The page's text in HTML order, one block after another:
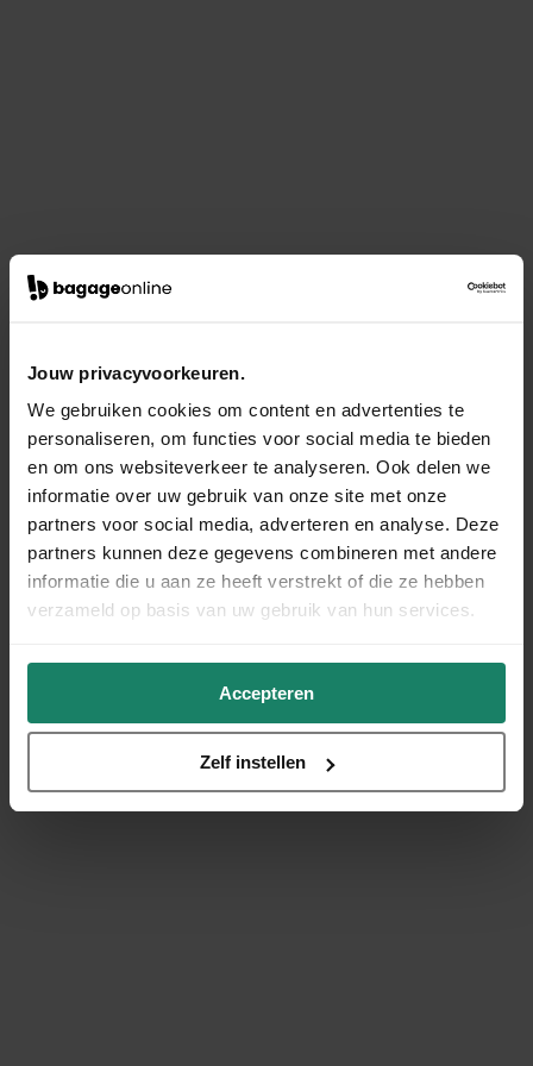
Jouw privacyvoorkeuren.
We gebruiken cookies om content en advertenties te
personaliseren, om functies voor social media te bieden
en om ons websiteverkeer te analyseren. Ook delen we
informatie over uw gebruik van onze site met onze
partners voor social media, adverteren en analyse. Deze
partners kunnen deze gegevens combineren met andere
informatie die u aan ze heeft verstrekt of die ze hebben
verzameld op basis van uw gebruik van hun services.
Accepteren
Zelf instellen